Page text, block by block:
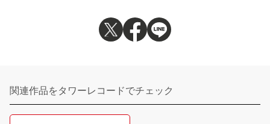
関連作品をタワーレコードでチェック